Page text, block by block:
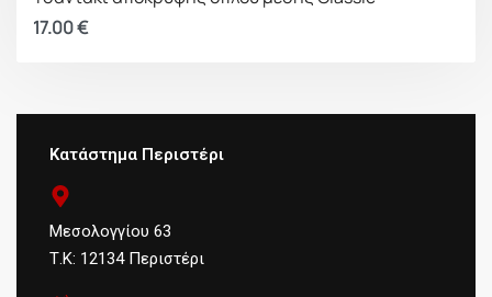
17.00€
Κατάστημα Περιστέρι
Μεσολογγίου 63
Τ.Κ: 12134 Περιστέρι